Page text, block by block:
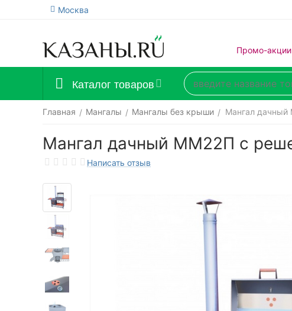
Москва
Промо-акции
Каталог товаров
Главная / Мангалы / Мангалы без крыши / Мангал дачный
Мангал дачный ММ22П с
Написать отзыв